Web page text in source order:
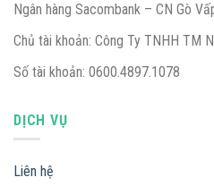
Ngân hàng Sacombank – CN Gò
Chủ tài khoản: Công Ty TNHH TM
Số tài khoản: 0600.4897.1078
DỊCH VỤ
Liên hệ